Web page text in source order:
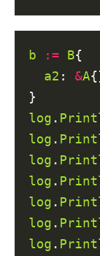
b := B{
a2 : &A
log .
log .
log .
log .
log .
log .
log .